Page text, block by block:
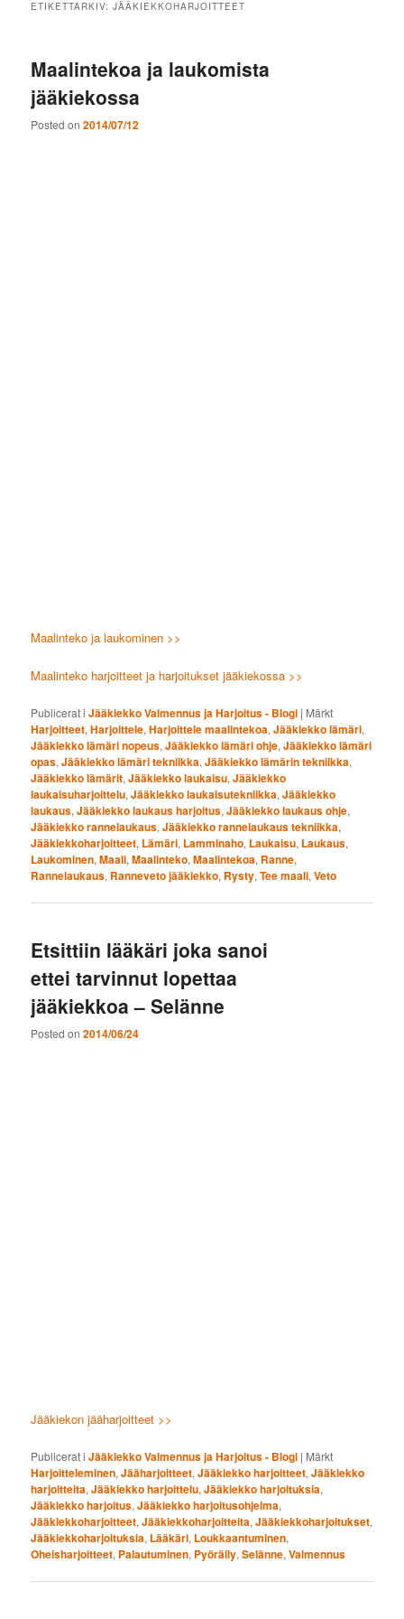
ETIKETTARKIV:JÄÄKIEKKOHARJOITTEET
Maalintekoa ja laukomista
jääkiekossa
Posted on2014/07/12
Maalinteko ja laukominen >>
Maalinteko harjoitteet ja harjoitukset jääkiekossa >>
Publicerat i Jääkiekko Valmennus ja Harjoitus - Blogi | Märkt
Harjoitteet,Harjoittele,Harjoittele maalintekoa,Jääkiekko lämäri,
Jääkiekko lämäri nopeus,Jääkiekko lämäri ohje,Jääkiekko lämäri
opas,Jääkiekko lämäri tekniikka,Jääkiekko lämärin tekniikka,
Jääkiekko lämärit,Jääkiekko laukaisu,Jääkiekko
laukaisuharjoittelu,Jääkiekko laukaisutekniikka,Jääkiekko
laukaus,Jääkiekko laukaus harjoitus,Jääkiekko laukaus ohje,
Jääkiekko rannelaukaus,Jääkiekko rannelaukaus tekniikka,
Jääkiekkoharjoitteet, Lämäri, Lamminaho, Laukaisu, Laukaus,
Laukominen,Maali,Maalinteko,Maalintekoa, Ranne,
Rannelaukaus, Ranneveto jääkiekko, Rysty,Tee maali,Veto
Etsittiin lääkäri joka sanoi
ettei tarvinnut lopettaa
jääkiekkoa – Selänne
Posted on2014/06/24
Jääkiekon jääharjoitteet >>
Publicerat i Jääkiekko Valmennus ja Harjoitus - Blogi | Märkt
Harjoitteleminen,Jääharjoitteet,Jääkiekko harjoitteet,Jääkiekko
harjoitteita,Jääkiekko harjoittelu,Jääkiekko harjoituksia,
Jääkiekko harjoitus,Jääkiekko harjoitusohjelma,
Jääkiekkoharjoitteet,Jääkiekkoharjoitteita,Jääkiekkoharjoitukset,
Jääkiekkoharjoituksia, Lääkäri, Loukkaantuminen,
Oheisharjoitteet, Palautuminen, Pyöräily,Selänne,Valmennus